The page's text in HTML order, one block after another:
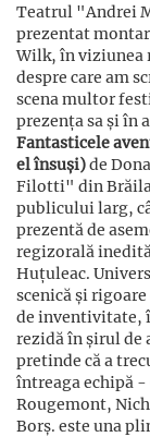
Teatrul "Andrei
prezentat
Wilk, în viziunea
despre care am
scena multor
prezența sa și în
Fantasticele
el însuși)de
Filotti" din
publicului larg,
prezentă de
regizorală
Huțuleac.
scenică și
de inventivitate,
rezidă în șirul de
pretinde că a
întreaga echipă
Rougemont,
Borș. este una